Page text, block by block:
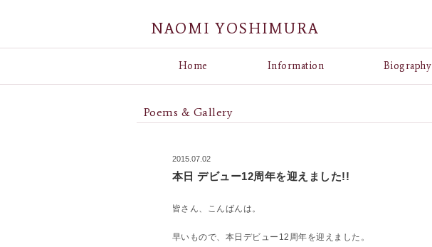
NAOMI YOSHIMURA
Home Information Biography
Poems & Gallery
2015.07.02
本日 デビュー12周年を迎えました!!
皆さん、こんばんは。
早いもので、本日デビュー12周年を迎えました。